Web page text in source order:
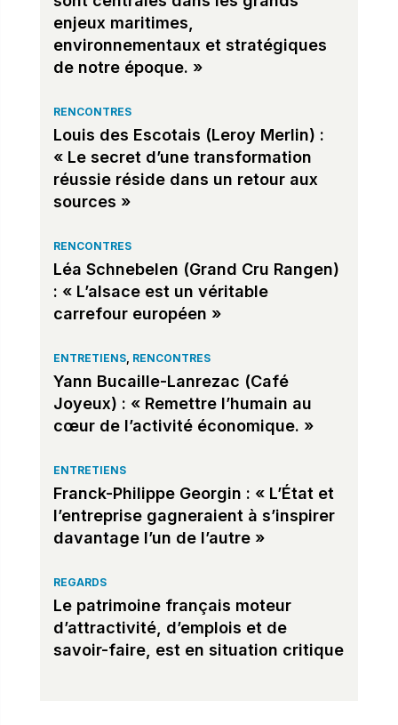
enjeux maritimes,
environnementaux et stratégiques
de notre époque. »
RENCONTRES
Louis des Escotais (Leroy Merlin) :
« Le secret d’une transformation
réussie réside dans un retour aux
sources »
RENCONTRES
Léa Schnebelen (Grand Cru Rangen)
: « L’alsace est un véritable
carrefour européen »
ENTRETIENS, RENCONTRES
Yann Bucaille-Lanrezac (Café
Joyeux) : « Remettre l’humain au
cœur de l’activité économique. »
ENTRETIENS
Franck-Philippe Georgin : « L’État et
l’entreprise gagneraient à s’inspirer
davantage l’un de l’autre »
REGARDS
Le patrimoine français moteur
d’attractivité, d’emplois et de
savoir-faire, est en situation critique